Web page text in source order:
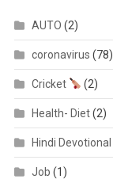
AUTO (2)
coronavirus (78)
Cricket (2)
Health- Diet(2)
Hindi Devotional
Job (1)